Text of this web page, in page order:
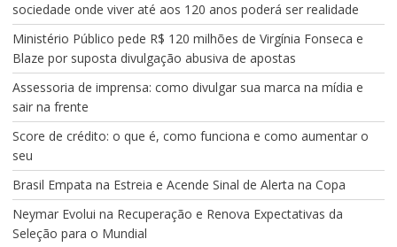
sociedade onde viver até aos 120 anos poderá ser realidade
Ministério Público pede R$ 120 milhões de Virgínia Fonseca e
Blaze por suposta divulgação abusiva de apostas
Assessoria de imprensa: como divulgar sua marca na mídia e
sair na frente
Score de crédito: o que é, como funciona e como aumentar o
seu
Brasil Empata na Estreia e Acende Sinal de Alerta na Copa
Neymar Evolui na Recuperação e Renova Expectativas da
Seleção para o Mundial